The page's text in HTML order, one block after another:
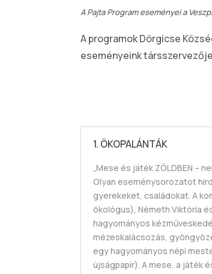
A Pajta Program eseményei a
A programok Dörgicse
eseményeink
1. ÖKOPALÁNTÁK
„Mese és játék ZÖLDBEN –
Olyan eseménysorozatot
gyerekeket, családokat. A
ökológus), Németh Viktória
hagyományos
mézeskalácsozás,
egy hagyományos népi
újságpapír). A mese, a játék